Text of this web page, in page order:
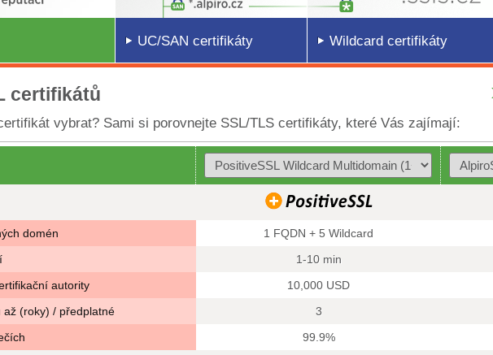
UC/SAN certifikáty Wildcard certifikáty
certifikátů
vybrat? Sami si porovnejte SSL/TLS certifikáty, které Vás zajímají:
domén 1 FQDN + 5 Wildcard
1-10 min
autority
10,000 USD
až (roky) / předplatné
3
99.9%